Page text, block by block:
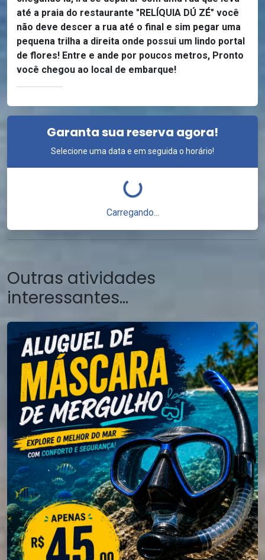
até a praia do restaurante "RELÍQUIA DÚ ZÉ" você
não deve descer a rua até o final e sim pegar uma
pequena trilha a direita onde possui um lindo portal
de flores! Entre e ande por poucos metros, Pronto
você chegou ao local de embarque!
Garanta sua reserva agora!
Selecione uma data e em seguida o horário!
Carregando...
Outras atividades
interessantes...